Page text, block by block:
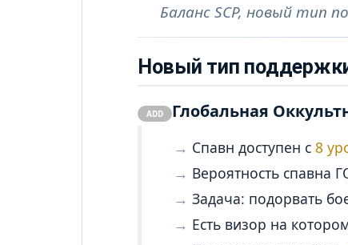
Баланс SCP, новый тип
Новый тип
ADD Глобальная
Спавн доступен с 8
Вероятность спавна
Задача: подорвать
Есть визор на